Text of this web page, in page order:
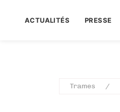
ACTUALITÉS PRESSE
Trames